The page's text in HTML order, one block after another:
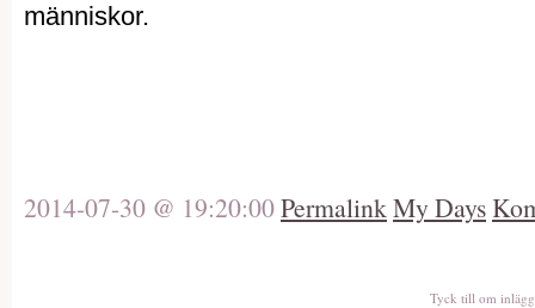
människor.
2014-07-30 @ 19:20:00PermalinkMy Days
Tyck till om